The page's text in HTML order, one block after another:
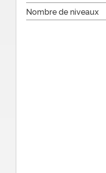
Nombre de niveaux